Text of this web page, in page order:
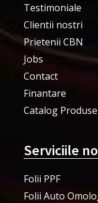
Testimoniale
Clientii nostri
Prietenii CBN
Jobs
Contact
Finantare
Catalog Produse
Serviciile
Folii PPF
Folii Auto